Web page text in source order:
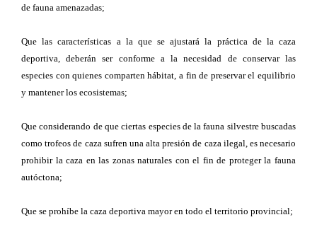
de fauna amenazadas;
Que las características a la que se ajustará la práctica de la caza
deportiva, deberán ser conforme a la necesidad de conservar las
especies con quienes comparten hábitat, a fin de preservar el equilibrio
y mantener los ecosistemas;
Que considerando de que ciertas especies de la fauna silvestre buscadas
como trofeos de caza sufren una alta presión de caza ilegal, es necesario
prohibir la caza en las zonas naturales con el fin de proteger la fauna
autóctona;
Que se prohíbe la caza deportiva mayor en todo el territorio provincial;